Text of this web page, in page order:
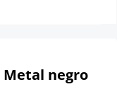
Metal negro